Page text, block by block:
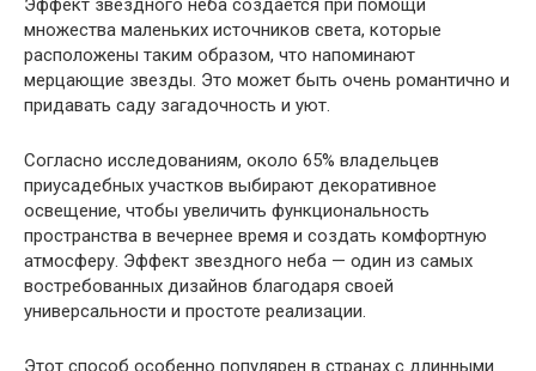
Эффект звездного неба создается при помощи
множества маленьких источников света, которые
расположены таким образом, что напоминают
мерцающие звезды. Это может быть очень романтично и
придавать саду загадочность и уют.
Согласно исследованиям, около 65% владельцев
приусадебных участков выбирают декоративное
освещение, чтобы увеличить функциональность
пространства в вечернее время и создать комфортную
атмосферу. Эффект звездного неба — один из самых
востребованных дизайнов благодаря своей
универсальности и простоте реализации.
Этот способ особенно популярен в странах с длинными